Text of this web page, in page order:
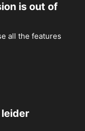
is out of
all the features